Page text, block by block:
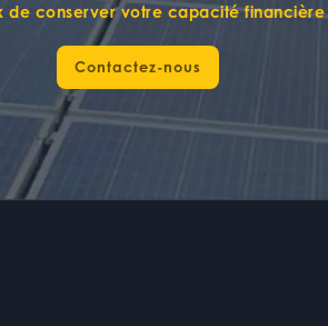
de conservervotre capacité financière
Contactez-nous